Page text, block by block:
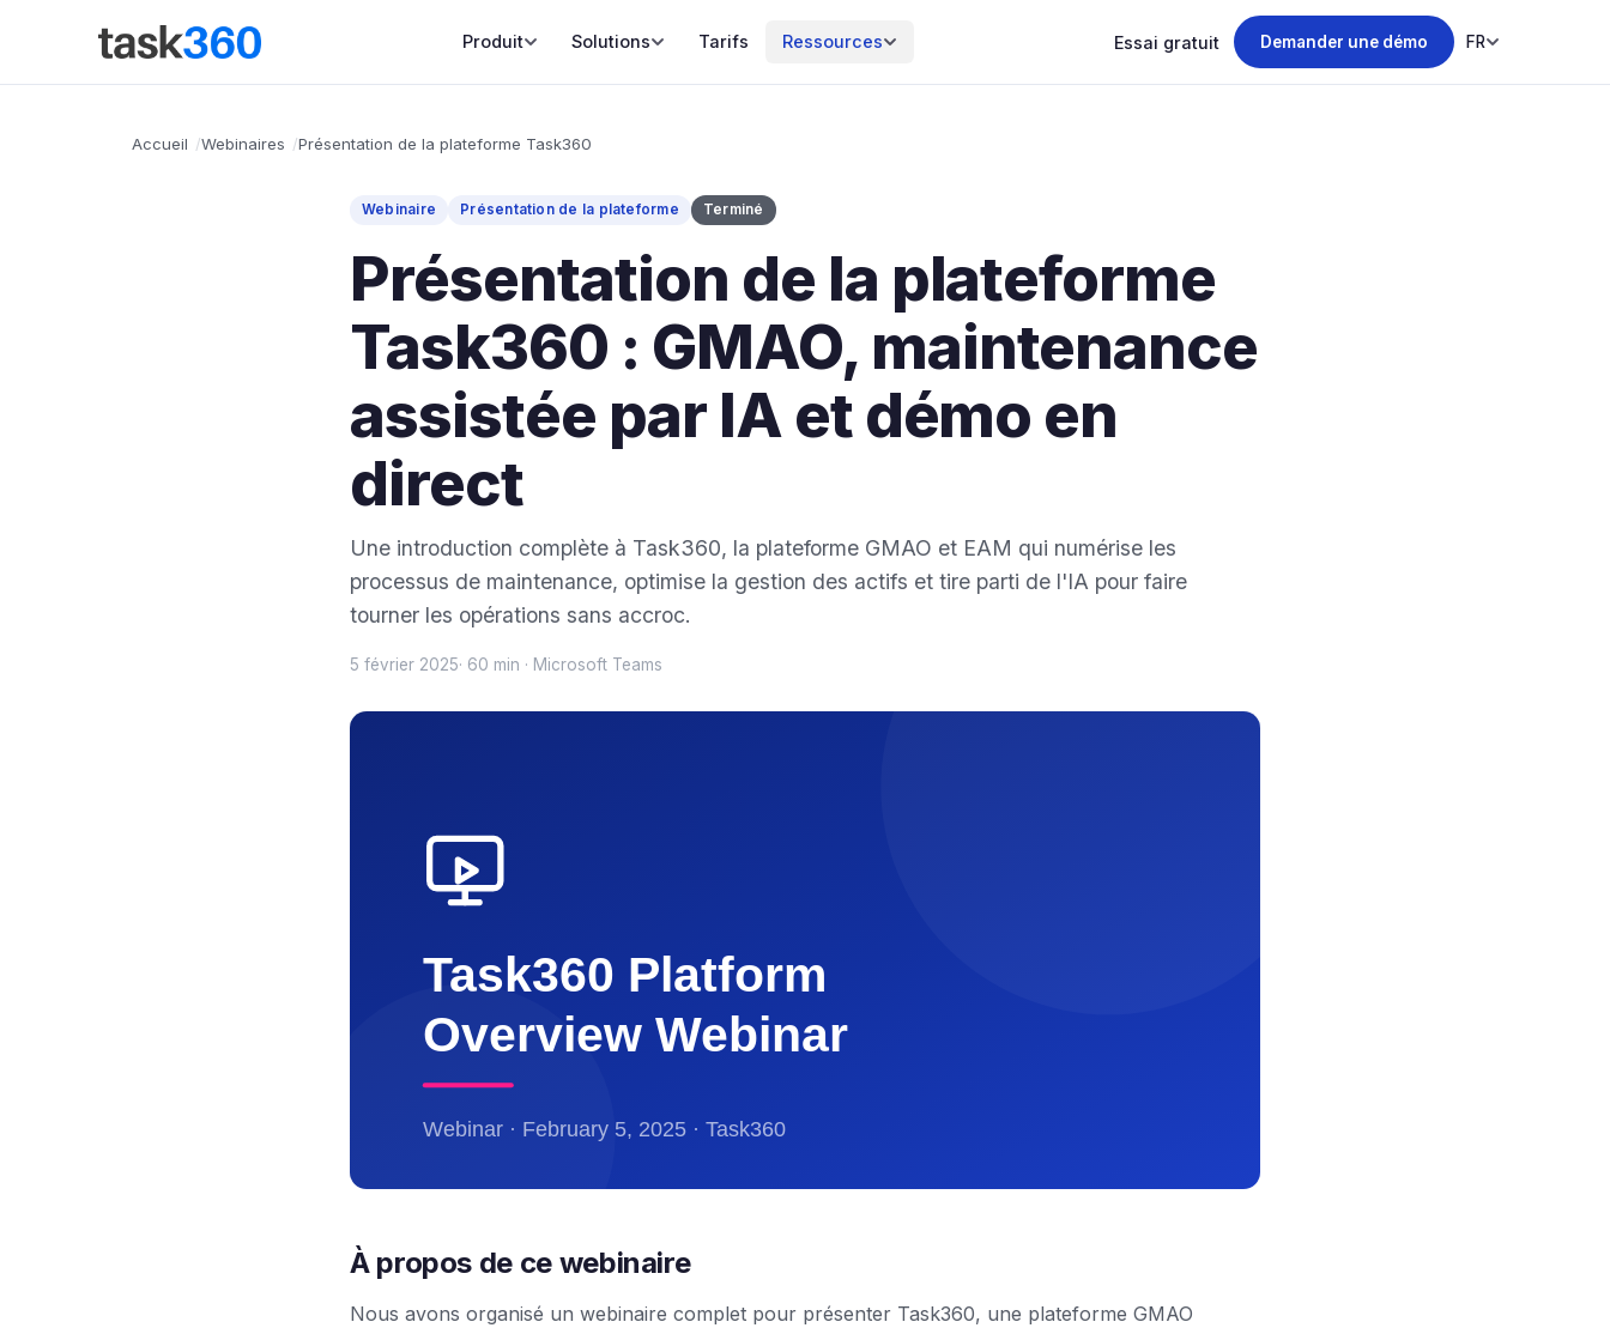
Produit Solutions Tarifs Ressources Essai gratuit Demander une démo FR
Accueil Webinaires Présentation de la plateforme Task360
Webinaire Présentation de la plateforme Terminé
Présentation de la plateforme
Task360 : GMAO, maintenance
assistée par IA et démo en
direct
Une introduction complète à Task360, la plateforme GMAO et EAM qui numérise les
processus de maintenance, optimise la gestion des actifs et tire parti de l'IA pour faire
tourner les opérations sans accroc.
5 février 2025· 60 min · Microsoft Teams
À propos de ce webinaire
Nous avons organisé un webinaire complet pour présenter Task360, une plateforme GMAO